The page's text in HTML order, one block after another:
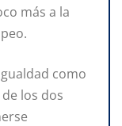
más a la
como
los dos